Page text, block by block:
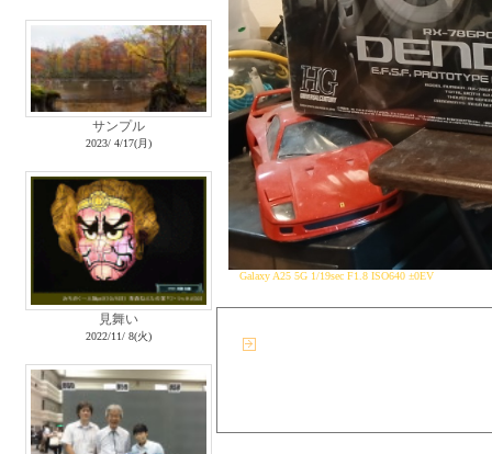
サンプル
2023/ 4/17(月)
見舞い
2022/11/ 8(火)
Galaxy A25 5G 1/19sec F1.8 ISO640 ±0EV